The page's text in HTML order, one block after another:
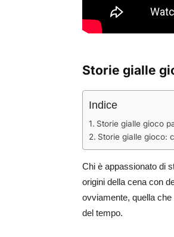
Storie gialle
Indice
Storie gialle gioco
Storie gialle gioco:
Chi è appassionato di
origini della cena con
ovviamente, quella
del tempo.